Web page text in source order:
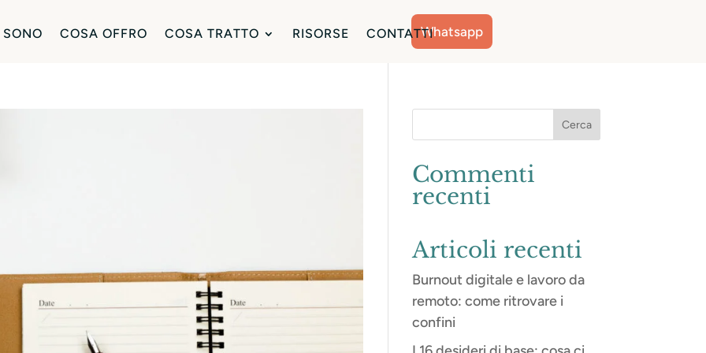
COSA OFFRO COSA TRATTO RISORSE CONTATTIWhatsapp
Commenti
recenti
Articoli recenti
Burnout digitale e lavoro da
remoto: come ritrovare i
confini